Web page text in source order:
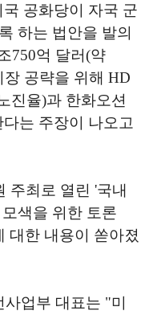
공화당이 자국 군
하는 법안을 발의
750억 달러(약
공략을 위해 HD
진율)과 한화오션
는 주장이 나오고
주최로 열린 '국내
색을 위한 토론
대한 내용이 쏟아졌
업부 대표는 "미